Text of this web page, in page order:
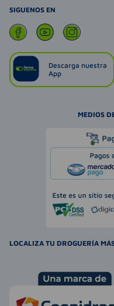
SIGUENOS EN
Descarga nuestra
App
MEDIOS
LOCALIZA TU DROGUERÍA